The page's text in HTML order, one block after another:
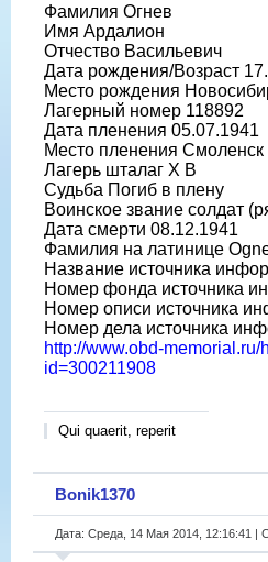
Фамилия Огнев
Имя Ардалион
Отчество Васильевич
Дата рождения/Возраст
Место рождения
Лагерный номер 118892
Дата пленения 05.07.1941
Место пленения Смоленск
Лагерь шталаг X B
Судьба Погиб в плену
Воинское звание солдат
Дата смерти 08.12.1941
Фамилия на латинице
Название источника
Номер фонда источника
Номер описи источника
Номер дела источника
http://www.obd-memorial.ru/
id=300211908
Qui quaerit, reperit
Bonik1370
Дата: Среда, 14 Мая 2014, 12:16:41 |